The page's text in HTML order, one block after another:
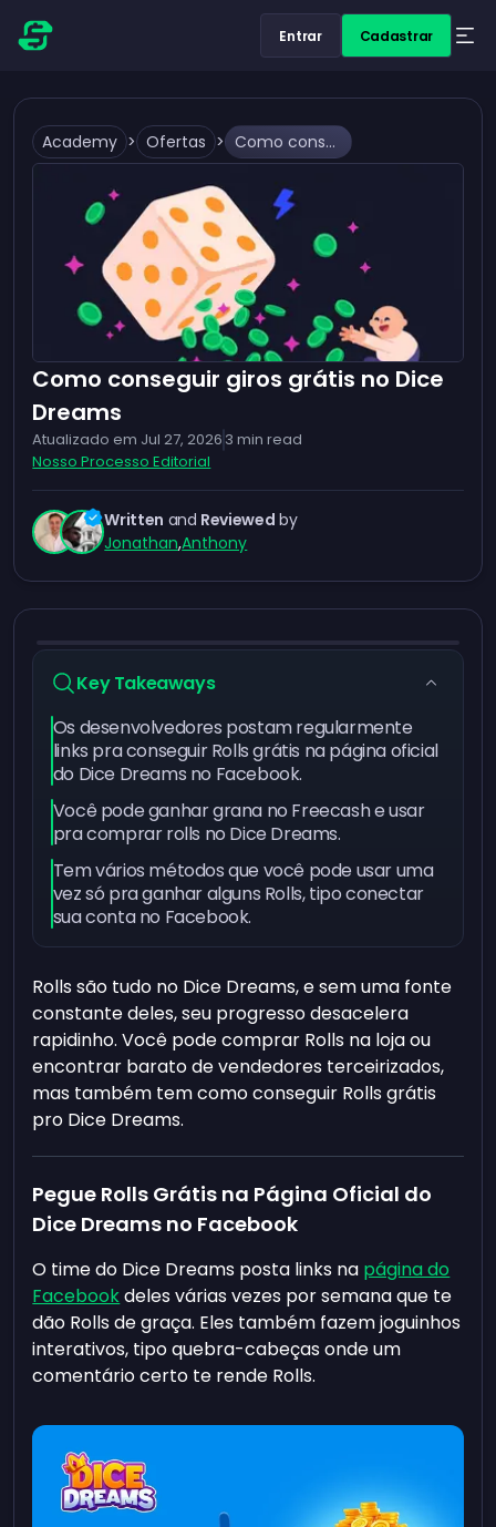
Entrar Cadastrar
Academy > Ofertas > Como conseguir giros grátis no Dice Dreams
Como conseguir giros grátis no Dice
Dreams
Atualizado em Jul 27, 2026 3 min read
Nosso Processo Editorial
Written and Reviewed by
Jonathan,Anthony
Key Takeaways
Os desenvolvedores postam regularmente
links pra conseguir Rolls grátis na página oficial
do Dice Dreams no Facebook.
Você pode ganhar grana no Freecash e usar
pra comprar rolls no Dice Dreams.
Tem vários métodos que você pode usar uma
vez só pra ganhar alguns Rolls, tipo conectar
sua conta no Facebook.
Rolls são tudo no Dice Dreams, e sem uma fonte
constante deles, seu progresso desacelera
rapidinho. Você pode comprar Rolls na loja ou
encontrar barato de vendedores terceirizados,
mas também tem como conseguir Rolls grátis
pro Dice Dreams.
Pegue Rolls Grátis na Página Oficial do
Dice Dreams no Facebook
O time do Dice Dreams posta links na página do
Facebookdeles várias vezes por semana que te
dão Rolls de graça. Eles também fazem joguinhos
interativos, tipo quebra-cabeças onde um
comentário certo te rende Rolls.